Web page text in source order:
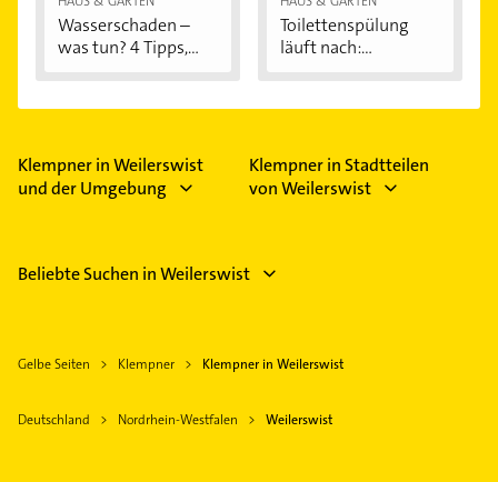
Wasserschaden –
was tun? 4 Tipps,...
Toilettenspülung
läuft nach:...
Klempner in Weilerswist
und der Umgebung
Klempner in Stadtteilen
von Weilerswist
Beliebte Suchen in Weilerswist
Gelbe Seiten Klempner Klempner in Weilerswist
Deutschland Nordrhein-Westfalen Weilerswist